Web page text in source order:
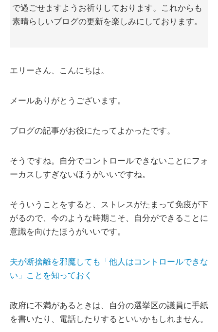
で過ごせますようお祈りしております。これからも
素晴らしいブログの更新を楽しみにしております。
エリーさん、こんにちは。
メールありがとうございます。
ブログの記事がお役にたってよかったです。
そうですね。自分でコントロールできないことにフォ
ーカスしすぎないほうがいいですね。
そういうことをすると、ストレスがたまって免疫が下
がるので、今のような時期こそ、自分ができることに
意識を向けたほうがいいです。
夫が断捨離を邪魔しても「他人はコントロールできな
い」ことを知っておく
政府に不満があるときは、自分の選挙区の議員に手紙
を書いたり、電話したりするといいかもしれません。